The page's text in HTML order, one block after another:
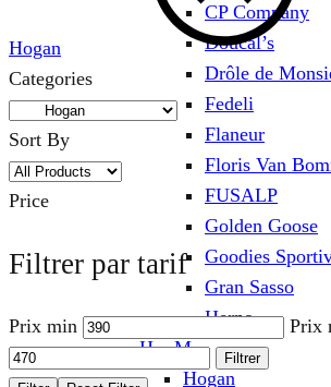
CP Company
Doucal’s
Drôle de
Fedeli
Flaneur
Floris Van
FUSALP
Golden Goose
Goodies
Gran Sasso
Herno
H – M
Hogan
Hogan
Categories
Sort By
Price
Filtrer par tarif
Prix min Prix
Filtrer